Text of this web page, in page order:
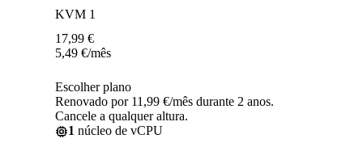
KVM 1
17,99 €
5,49 €/mês
Escolher plano
Renovado por 11,99 €/mês durante 2 anos.
Cancele a qualquer altura.
1 núcleo de vCPU